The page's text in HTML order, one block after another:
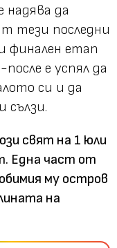
надява да
тези последни
финален етап
е успял да
си и да
сълзи.
свят на 1 юли
Една част от
му остров
на